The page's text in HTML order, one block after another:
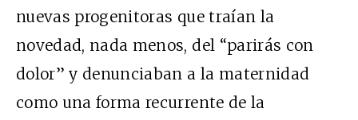
nuevas progenitoras que traían la
novedad, nada menos, del “parirás con
dolor” y denunciaban a la maternidad
como una forma recurrente de la